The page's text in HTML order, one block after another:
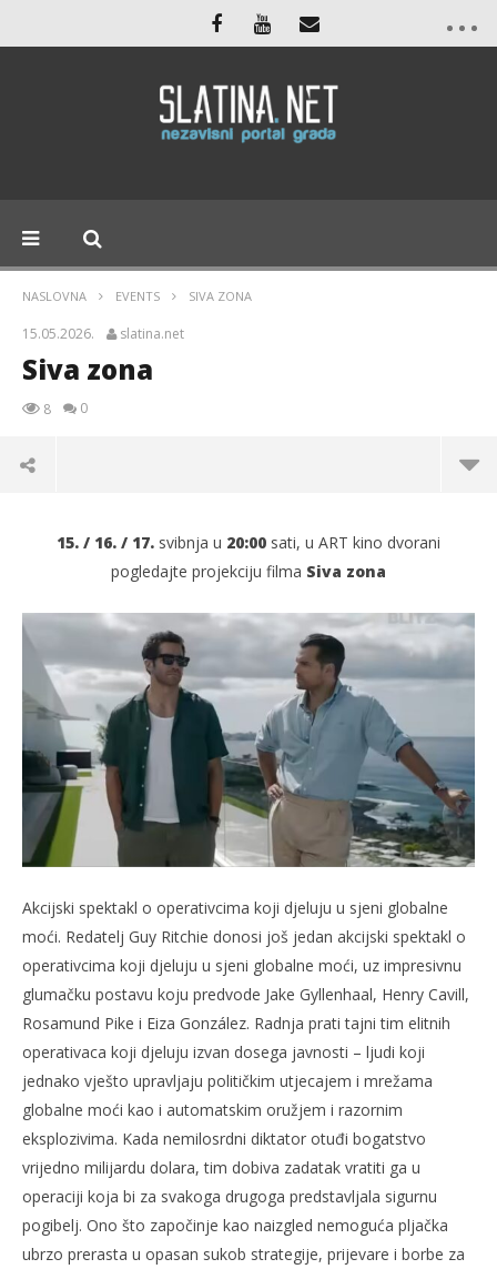
NASLOVNA EVENTS SIVA ZONA
15.05.2026. slatina.net
Siva zona
8 0
TRENUTNO OTVORENO
Siva zona
15. / 16. / 17. svibnja u 20:00 sati, u ART kino dvorani
pogledajte projekciju filma Siva zona
Akcijski spektakl o operativcima koji djeluju u sjeni globalne
moći. Redatelj Guy Ritchie donosi još jedan akcijski spektakl o
operativcima koji djeluju u sjeni globalne moći, uz impresivnu
glumačku postavu koju predvode Jake Gyllenhaal, Henry Cavill,
Rosamund Pike i Eiza González. Radnja prati tajni tim elitnih
operativaca koji djeluju izvan dosega javnosti – ljudi koji
jednako vješto upravljaju političkim utjecajem i mrežama
globalne moći kao i automatskim oružjem i razornim
eksplozivima. Kada nemilosrdni diktator otuđi bogatstvo
vrijedno milijardu dolara, tim dobiva zadatak vratiti ga u
operaciji koja bi za svakoga drugoga predstavljala sigurnu
pogibelj. Ono što započinje kao naizgled nemoguća pljačka
ubrzo prerasta u opasan sukob strategije, prijevare i borbe za